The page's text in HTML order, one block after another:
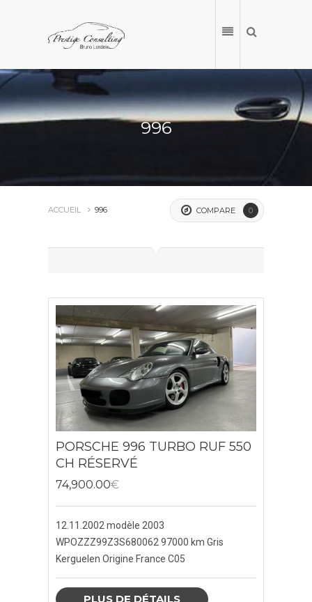
ACCUEIL
PORSCHES BOXSTER
PORSCHE 911
PORSCHES 964
PORSCHES 992
PORSCHE 991
PORSCHE 993
PORSCHE 996
PORSCHE 997
PORSCHE CAYENNE
996
ACCUEIL 996 COMPARE 0
PORSCHE 996 TURBO RUF 550
CH RÉSERVÉ
74,900.00€
12.11.2002 modèle 2003
WPOZZZ99Z3S68006297000 km Gris
Kerguelen Origine France C05
PLUS DE DÉTAILS